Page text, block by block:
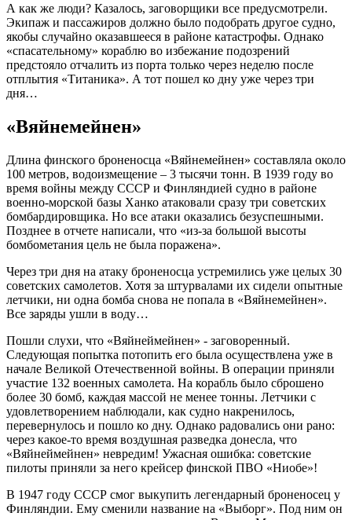
А как же люди? Казалось, заговорщики все предусмотрели.
Экипаж и пассажиров должно было подобрать другое судно,
якобы случайно оказавшееся в районе катастрофы. Однако
«спасательному» кораблю во избежание подозрений
предстояло отчалить из порта только через неделю после
отплытия «Титаника». А тот пошел ко дну уже через три
дня…
«Вяйнемейнен»
Длина финского броненосца «Вяйнемейнен» составляла около
100 метров, водоизмещение – 3 тысячи тонн. В 1939 году во
время войны между СССР и Финляндией судно в районе
военно-морской базы Ханко атаковали сразу три советских
бомбардировщика. Но все атаки оказались безуспешными.
Позднее в отчете написали, что «из-за большой высоты
бомбометания цель не была поражена».
Через три дня на атаку броненосца устремились уже целых 30
советских самолетов. Хотя за штурвалами их сидели опытные
летчики, ни одна бомба снова не попала в «Вяйнемейнен».
Все заряды ушли в воду…
Пошли слухи, что «Вяйнеймейнен» - заговоренный.
Следующая попытка потопить его была осуществлена уже в
начале Великой Отечественной войны. В операции приняли
участие 132 военных самолета. На корабль было сброшено
более 30 бомб, каждая массой не менее тонны. Летчики с
удовлетворением наблюдали, как судно накренилось,
перевернулось и пошло ко дну. Однако радовались они рано:
через какое-то время воздушная разведка донесла, что
«Вяйнеймейнен» невредим! Ужасная ошибка: советские
пилоты приняли за него крейсер финской ПВО «Ниобе»!
В 1947 году СССР смог выкупить легендарный броненосец у
Финляндии. Ему сменили название на «Выборг». Под ним он